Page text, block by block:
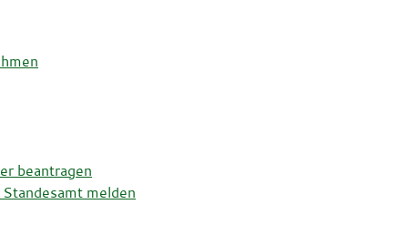
beantragen
melden